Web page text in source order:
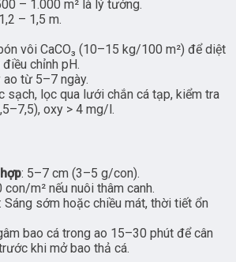
– 1.000 m² là lý tưởng.
– 1,5 m.
vôi CaCO₃ (10–15 kg/100 m²) để diệt
chỉnh pH.
ao từ 5–7 ngày.
sạch, lọc qua lưới chắn cá tạp, kiểm tra
oxy > 4 mg/l.
: 5–7 cm (3–5 g/con).
con/m² nếu nuôi thâm canh.
: Sáng sớm hoặc chiều mát, thời tiết ổn
bao cá trong ao 15–30 phút để cân
khi mở bao thả cá.